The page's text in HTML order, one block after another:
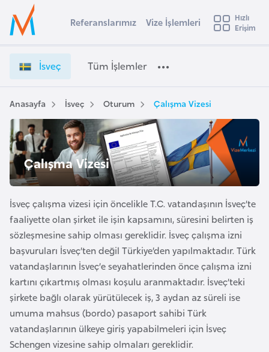
Ülke Seçimi
Başvuru yapmak istediğiniz ülkeyi seçin
Üye
Girişi
s
ç
V
i
z
İ
ş
l
e
m
l
e
i
e
i
Referanslarımız Vize İşlemleri
Hızlı
Erişim
İsveç Tüm İşlemler
Anasayfa İsveç Oturum Çalışma Vizesi
Çalışma Vizesi
İsveç çalışma vizesi için öncelikle T.C. vatandaşının İsveç’te
faaliyette olan şirket ile işin kapsamını, süresini belirten iş
sözleşmesine sahip olması gereklidir. İsveç çalışma izni
başvuruları İsveç’ten değil Türkiye’den yapılmaktadır. Türk
vatandaşlarının İsveç’e seyahatlerinden önce çalışma izni
kartını çıkartmış olması koşulu aranmaktadır. İsveç’teki
şirkete bağlı olarak yürütülecek iş, 3 aydan az süreli ise
umuma mahsus (bordo) pasaport sahibi Türk
vatandaşlarının ülkeye giriş yapabilmeleri için İsveç
Schengen vizesine sahip olmaları gereklidir.
s
t
r
a
A
v
u
t
u
r
y
a
A
z
e